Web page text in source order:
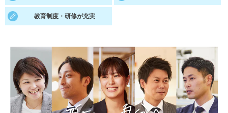
教育制度・研修が充実